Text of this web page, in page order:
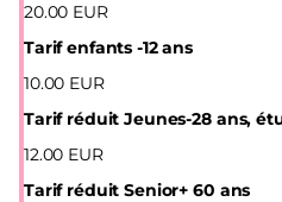
20.00 EUR
Tarif enfants -12 ans
10.00 EUR
Tarif réduit Jeunes-28 ans,
12.00 EUR
Tarif réduit Senior+ 60 ans